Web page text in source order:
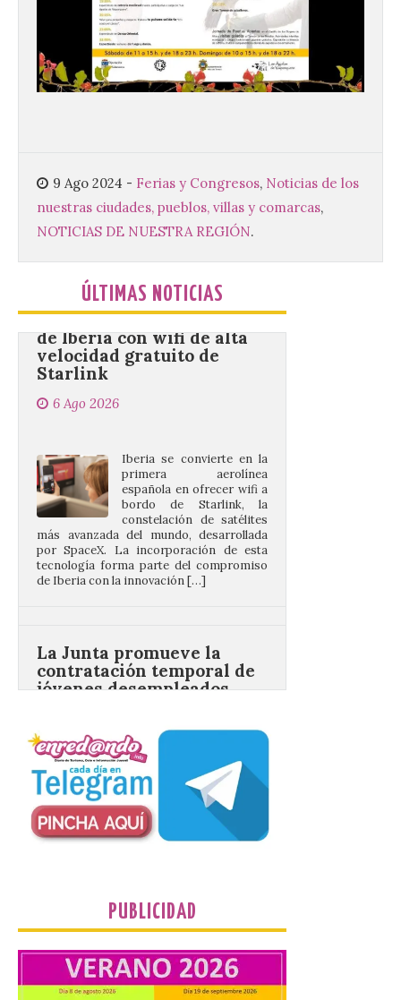
9 Ago 2024 - Ferias y Congresos, Noticias de los
nuestras ciudades, pueblos, villas y comarcas,
NOTICIAS DE NUESTRA REGIÓN.
ÚLTIMAS NOTICIAS
6 Ago 2026
Las solicitudes estarán
programa de prácticas, estableciendo un
marco único modernizado que hace que el
programa […]
Despega el primer avión
de Iberia con wifi de alta
velocidad gratuito de
Starlink
6 Ago 2026
española en ofrecer wifi a
bordo de Starlink, la
constelación de satélites
más avanzada del mundo, desarrollada
por SpaceX. La incorporación de esta
tecnología forma parte del compromiso
de Iberia con la innovación […]
jóvenes desempleados
para la realización de
obras y servicios de
con más de 8,7 millones de
euros de inversión
6 Ago 2026
La Consejería de
Industria, Universidades,
2026, cofinanciado por el Fondo Social
Europeo Plus (FSE+), para favorecer la
contratación temporal de 300 jóvenes
desempleados inscritos en el Sistema
Nacional de […]
PUBLICIDAD